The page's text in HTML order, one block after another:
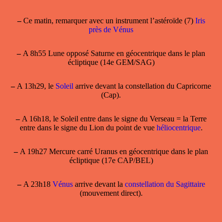
–Ce matin, remarquer avec un instrument l’astéroïde (7) Iris
près de Vénus
–A 8h55 Lune opposé Saturne en géocentrique dans le plan
écliptique (14e GEM/SAG)
–A 13h29, le Soleil arrive devant la constellation du Capricorne
(Cap).
–A 16h18, le Soleil entre dans le signe du Verseau = la Terre
entre dans le signe du Lion du point de vue héliocentrique.
–A 19h27 Mercure carré Uranus en géocentrique dans le plan
écliptique (17e CAP/BEL)
–A 23h18 Vénusarrive devant la constellation du Sagittaire
(mouvement direct).